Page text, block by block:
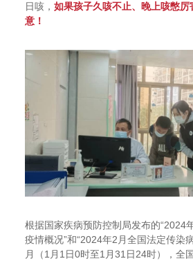
日咳， 如果孩子久咳不止、晚上咳憋厉
意！
根据国家疾病预防控制局发布的“2024
疫情概况”和“2024年2月全国法定传染
月（1月1日0时至1月31日24时），全